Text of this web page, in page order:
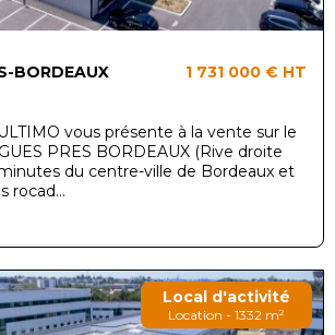
BORDEAUX 1 731 000 € HT
vous présente à la vente sur le
PRES BORDEAUX (Rive droite
du centre-ville de Bordeaux et
rocad...
Local d'activité
Location - 1332 m²